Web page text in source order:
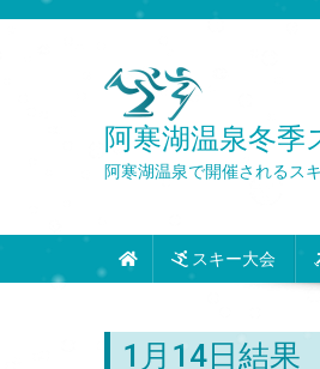
阿寒湖温泉冬季
阿寒湖温泉で開催されるス
スキー大会
1月14日結果